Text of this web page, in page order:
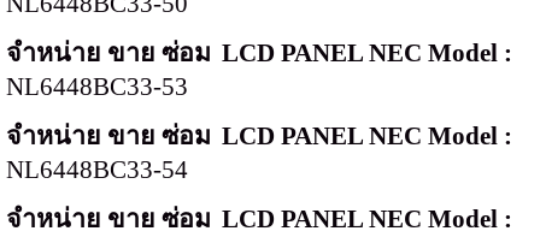
จำหน่าย ขาย ซ่อม LCD PANEL NEC Model :
NL6448BC33-53
จำหน่าย ขาย ซ่อม LCD PANEL NEC Model :
NL6448BC33-54
จำหน่าย ขาย ซ่อม LCD PANEL NEC Model :